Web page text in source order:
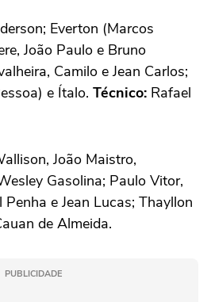
Everton (Marcos
João Paulo e Bruno
Camilo e Jean Carlos;
e Ítalo. Técnico: Rafael
João Maistro,
Gasolina; Paulo Vitor,
e Jean Lucas; Thayllon
de Almeida.
PUBLICIDADE